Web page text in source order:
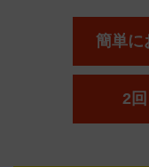
簡単に
2